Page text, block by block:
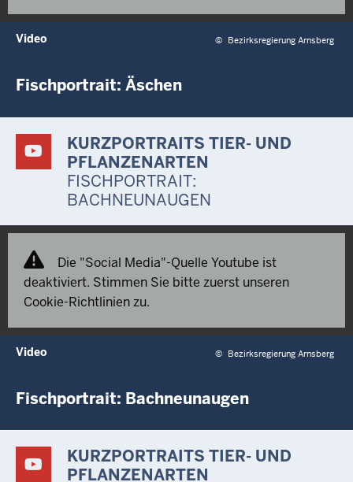
Video © Bezirksregierung Arnsberg
Fischportrait: Äschen
KURZPORTRAITS TIER- UND
PFLANZENARTEN
FISCHPORTRAIT:
BACHNEUNAUGEN
Die "Social Media"-Quelle Youtube ist
deaktiviert. Stimmen Sie bitte zuerst unseren
Cookie-Richtlinien zu.
Video © Bezirksregierung Arnsberg
Fischportrait: Bachneunaugen
KURZPORTRAITS TIER- UND
PFLANZENARTEN